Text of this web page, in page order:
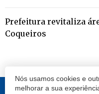
Nós usamos cookies e
melhorar a sua
Prefeitura revitaliza
Coqueiros